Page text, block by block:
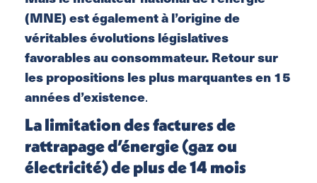
(MNE) est également à l’origine de
véritables évolutions législatives
favorables au consommateur. Retour sur
les propositions les plus marquantes en 15
années d’existence.
La limitation des factures de
rattrapage d’énergie (gaz ou
électricité) de plus de 14 mois